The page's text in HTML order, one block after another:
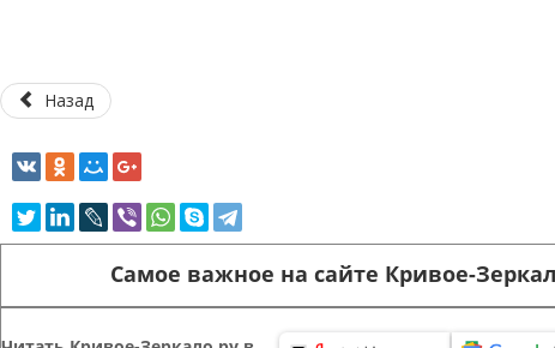
Назад
Самое важное на сайте Кривое-